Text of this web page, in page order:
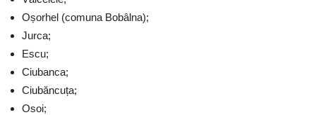
Oșorhel (comuna Bobâlna);
Jurca;
Escu;
Ciubanca;
Ciubăncuța;
Osoi;